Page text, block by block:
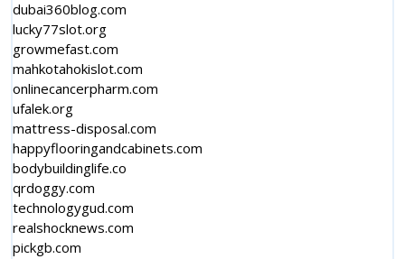
dubai360blog.com
lucky77slot.org
growmefast.com
mahkotahokislot.com
onlinecancerpharm.com
ufalek.org
mattress-disposal.com
happyflooringandcabinets.com
bodybuildinglife.co
qrdoggy.com
technologygud.com
realshocknews.com
pickgb.com